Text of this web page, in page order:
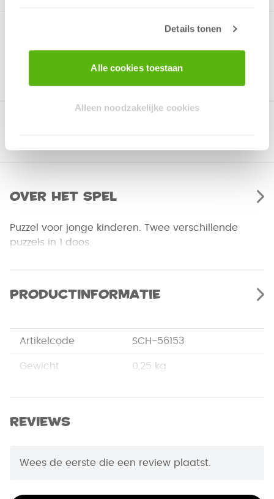
Details tonen
Alle cookies toestaan
Alleen noodzakelijke cookies
Over het spel
Puzzel voor jonge kinderen. Twee verschillende
puzzels in 1 doos.
Productinformatie
Artikelcode SCH-56153
Gewicht 0,25 kg
Afmetingen
Puzzelstukjes 48
Reviews
Wees de eerste die een review plaatst.